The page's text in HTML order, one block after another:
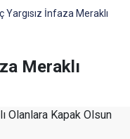
Yargısız İnfaza Meraklı
Meraklı